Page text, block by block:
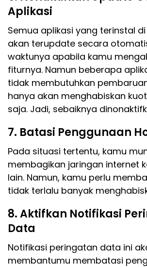
Aplikasi
Semua aplikasi yang terinstal
akan terupdate secara
waktunya apabila kamu
fiturnya. Namun beberapa
tidak membutuhkan
hanya akan menghabiskan
saja. Jadi, sebaiknya
7. Batasi Penggunaan
Pada situasi tertentu, kamu
membagikan jaringan internet
lain. Namun, kamu perlu
tidak terlalu banyak
8. Aktifkan Notifikasi
Data
Notifikasi peringatan data ini
membantumu membatasi